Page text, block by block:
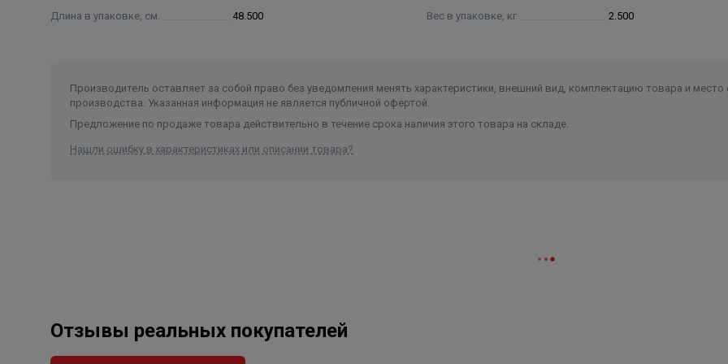
Длина в упаковке, см. 48.500 Вес в упаковке, кг 2.500
Производитель оставляет за собой право без уведомления менять характеристики, внешний вид, комплектацию товара и место
производства. Указанная информация не является публичной офертой.
Предложение по продаже товара действительно в течение срока наличия этого товара на складе.
Нашли ошибку в характеристиках или описании товара?
Отзывы реальных покупателей